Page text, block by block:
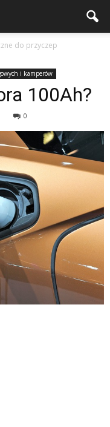
do przyczep
i kamperów
100Ah?
0